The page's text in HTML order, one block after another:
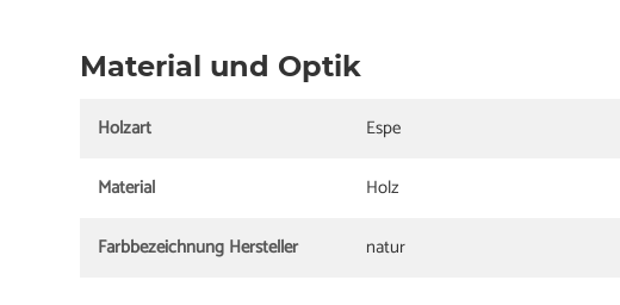
Material und Optik
Holzart
Espe
Material
Holz
Farbbezeichnung Hersteller
natur